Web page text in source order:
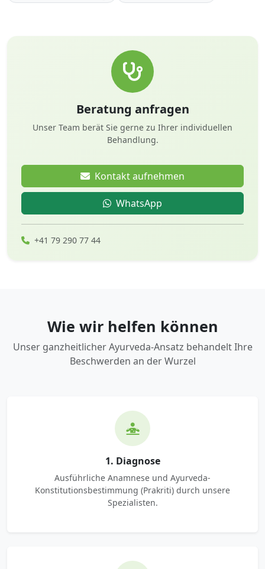
Beratung anfragen
Unser Team berät Sie gerne zu Ihrer individuellen
Behandlung.
Kontakt aufnehmen
WhatsApp
+41 79 290 77 44
Wie wir helfen können
Unser ganzheitlicher Ayurveda-Ansatz behandelt Ihre
Beschwerden an der Wurzel
1. Diagnose
Ausführliche Anamnese und Ayurveda-
Konstitutionsbestimmung (Prakriti) durch unsere
Spezialisten.